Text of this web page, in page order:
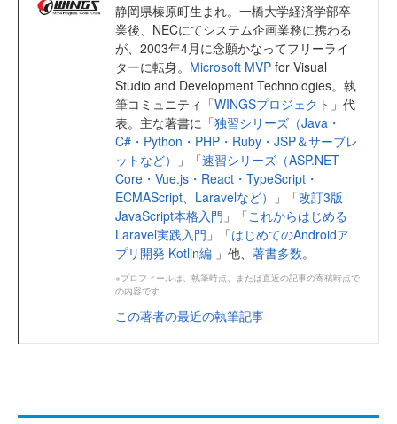
静岡県榛原町生まれ。一橋大学経済学部卒
業後、NECにてシステム企画業務に携わる
が、2003年4月に念願かなってフリーライ
ターに転身。 Microsoft MVP for Visual
Studio and Development Technologies。執
筆コミュニティ「WINGSプロジェクト 」代
表。主な著書に「独習シリーズ（Java・
C#・Python・PHP・Ruby・JSP＆サーブレ
ットなど）
」「速習シリーズ（ASP.NET
Core・Vue.js・React・TypeScript・
ECMAScript、Laravelなど）
」「改訂3版
JavaScript本格入門 」「これからはじめる
Laravel実践入門 」「はじめてのAndroidア
プリ開発 Kotlin編 」他、 著書多数。
※プロフィールは、執筆時点、または直近の記事の寄稿時点で
の内容です
この著者の最近の執筆記事